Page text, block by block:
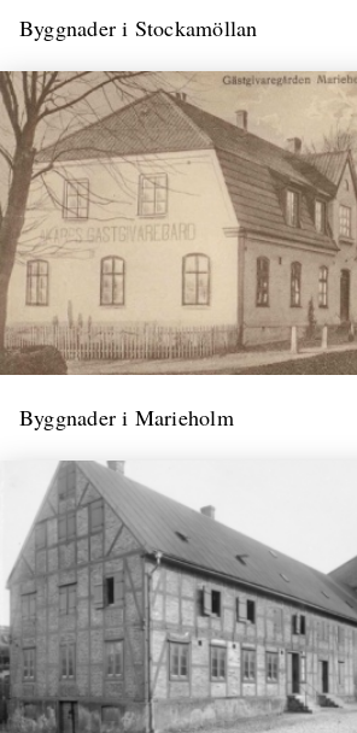
Byggnader i Stockamöllan
Byggnader i Marieholm